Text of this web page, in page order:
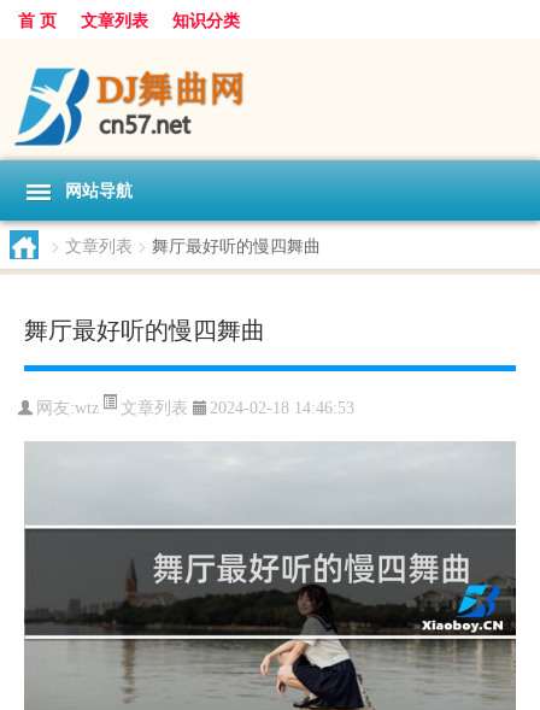
首 页 文章列表 知识分类
网站导航
> 文章列表 > 舞厅最好听的慢四舞曲
舞厅最好听的慢四舞曲
网友:wtz 文章列表 2024-02-18 14:46:53